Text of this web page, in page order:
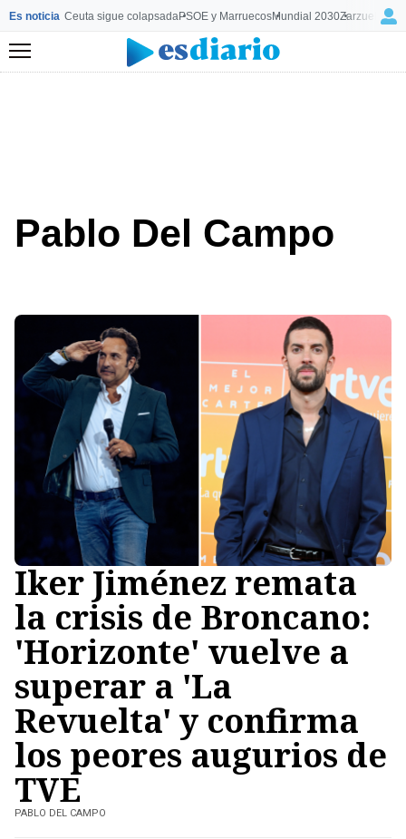
Es noticia Ceuta sigue colapsadaPSOE y MarruecosMundial 2030Zarzuela y
Menú
Pablo Del Campo
Iker Jiménez remata
la crisis de Broncano:
'Horizonte' vuelve a
superar a 'La
Revuelta' y confirma
los peores augurios de
TVE
PABLO DEL CAMPO